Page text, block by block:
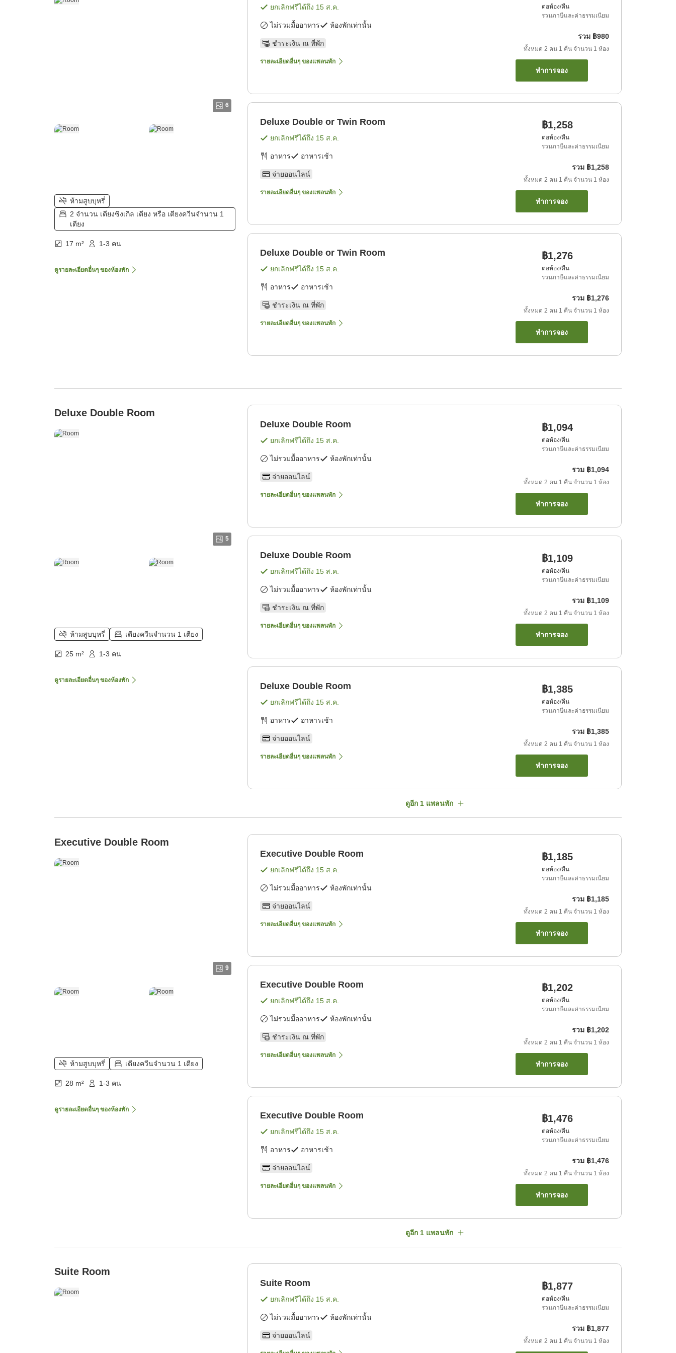
6
ห้ามสูบบุหรี่
2 จำนวน เตียงซิงเกิล เตียง หรือ เตียงควีนจำนวน 1
เตียง
17 m² 1-3 คน
ดูรายละเอียดอื่นๆ ของห้องพัก
ยกเลิกฟรีได้ถึง 15 ส.ค.
ไม่รวมมื้ออาหาร ห้องพักเท่านั้น
ชำระเงิน ณ ที่พัก
รายละเอียดอื่นๆ ของแพลนพัก
ต่อห้อง/คืน
รวมภาษีและค่าธรรมเนียม
รวม ฿980
ทั้งหมด 2 คน 1 คืน จำนวน 1 ห้อง
ทำการจอง
Deluxe Double or Twin Room
ยกเลิกฟรีได้ถึง 15 ส.ค.
อาหาร อาหารเช้า
จ่ายออนไลน์
รายละเอียดอื่นๆ ของแพลนพัก
฿1,258
ต่อห้อง/คืน
รวมภาษีและค่าธรรมเนียม
รวม ฿1,258
ทั้งหมด 2 คน 1 คืน จำนวน 1 ห้อง
ทำการจอง
Deluxe Double or Twin Room
ยกเลิกฟรีได้ถึง 15 ส.ค.
อาหาร อาหารเช้า
ชำระเงิน ณ ที่พัก
รายละเอียดอื่นๆ ของแพลนพัก
฿1,276
ต่อห้อง/คืน
รวมภาษีและค่าธรรมเนียม
รวม ฿1,276
ทั้งหมด 2 คน 1 คืน จำนวน 1 ห้อง
ทำการจอง
Deluxe Double Room
5
ห้ามสูบบุหรี่ เตียงควีนจำนวน 1 เตียง
25 m² 1-3 คน
ดูรายละเอียดอื่นๆ ของห้องพัก
Deluxe Double Room
ยกเลิกฟรีได้ถึง 15 ส.ค.
ไม่รวมมื้ออาหาร ห้องพักเท่านั้น
จ่ายออนไลน์
รายละเอียดอื่นๆ ของแพลนพัก
฿1,094
ต่อห้อง/คืน
รวมภาษีและค่าธรรมเนียม
รวม ฿1,094
ทั้งหมด 2 คน 1 คืน จำนวน 1 ห้อง
ทำการจอง
Deluxe Double Room
ยกเลิกฟรีได้ถึง 15 ส.ค.
ไม่รวมมื้ออาหาร ห้องพักเท่านั้น
ชำระเงิน ณ ที่พัก
รายละเอียดอื่นๆ ของแพลนพัก
฿1,109
ต่อห้อง/คืน
รวมภาษีและค่าธรรมเนียม
รวม ฿1,109
ทั้งหมด 2 คน 1 คืน จำนวน 1 ห้อง
ทำการจอง
Deluxe Double Room
ยกเลิกฟรีได้ถึง 15 ส.ค.
อาหาร อาหารเช้า
จ่ายออนไลน์
รายละเอียดอื่นๆ ของแพลนพัก
฿1,385
ต่อห้อง/คืน
รวมภาษีและค่าธรรมเนียม
รวม ฿1,385
ทั้งหมด 2 คน 1 คืน จำนวน 1 ห้อง
ทำการจอง
ดูอีก 1แพลนพัก
Executive Double Room
9
ห้ามสูบบุหรี่ เตียงควีนจำนวน 1 เตียง
28 m² 1-3 คน
ดูรายละเอียดอื่นๆ ของห้องพัก
Executive Double Room
ยกเลิกฟรีได้ถึง 15 ส.ค.
ไม่รวมมื้ออาหาร ห้องพักเท่านั้น
จ่ายออนไลน์
รายละเอียดอื่นๆ ของแพลนพัก
฿1,185
ต่อห้อง/คืน
รวมภาษีและค่าธรรมเนียม
รวม ฿1,185
ทั้งหมด 2 คน 1 คืน จำนวน 1 ห้อง
ทำการจอง
Executive Double Room
ยกเลิกฟรีได้ถึง 15 ส.ค.
ไม่รวมมื้ออาหาร ห้องพักเท่านั้น
ชำระเงิน ณ ที่พัก
รายละเอียดอื่นๆ ของแพลนพัก
฿1,202
ต่อห้อง/คืน
รวมภาษีและค่าธรรมเนียม
รวม ฿1,202
ทั้งหมด 2 คน 1 คืน จำนวน 1 ห้อง
ทำการจอง
Executive Double Room
ยกเลิกฟรีได้ถึง 15 ส.ค.
อาหาร อาหารเช้า
จ่ายออนไลน์
รายละเอียดอื่นๆ ของแพลนพัก
฿1,476
ต่อห้อง/คืน
รวมภาษีและค่าธรรมเนียม
รวม ฿1,476
ทั้งหมด 2 คน 1 คืน จำนวน 1 ห้อง
ทำการจอง
ดูอีก 1แพลนพัก
Suite Room
Suite Room
ยกเลิกฟรีได้ถึง 15 ส.ค.
ไม่รวมมื้ออาหาร ห้องพักเท่านั้น
จ่ายออนไลน์
฿1,877
ต่อห้อง/คืน
รวมภาษีและค่าธรรมเนียม
รวม ฿1,877
ทั้งหมด 2 คน 1 คืน จำนวน 1 ห้อง